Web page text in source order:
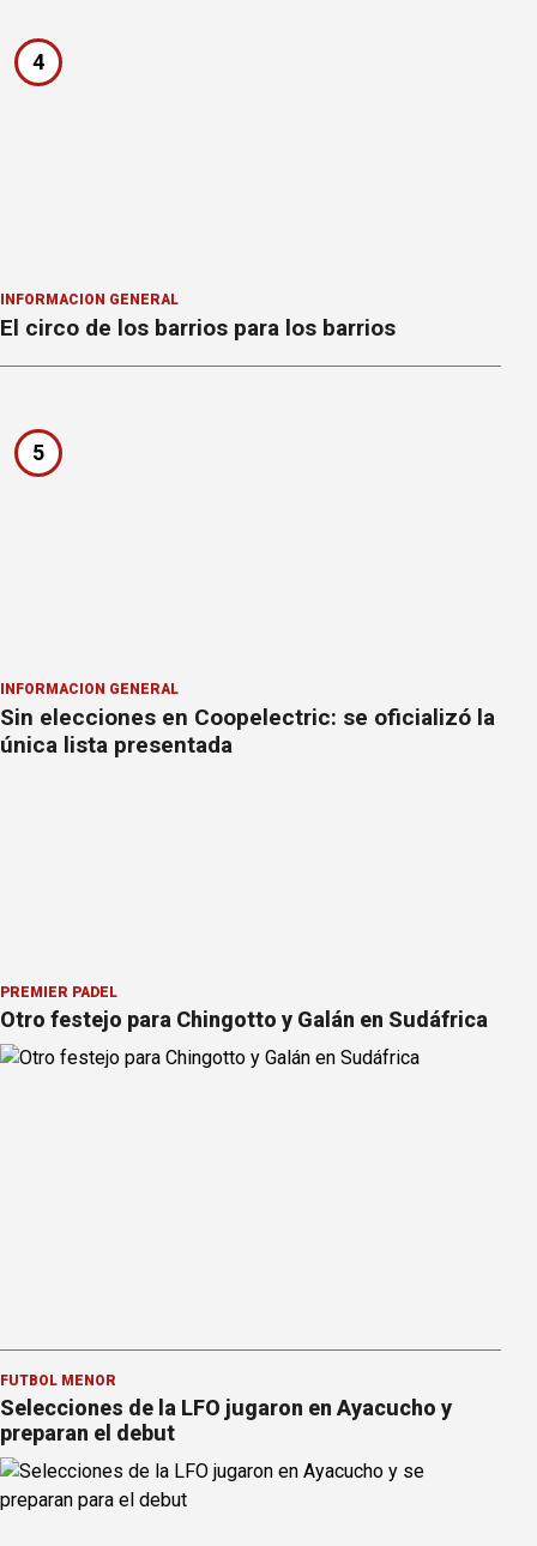
4
INFORMACION GENERAL
El circo de los barrios para los barrios
5
INFORMACION GENERAL
Sin elecciones en Coopelectric: se oficializó la
única lista presentada
PREMIER PÁDEL
Otro festejo para Chingotto y Galán en Sudáfrica
FÚTBOL MENOR
Selecciones de la LFO jugaron en Ayacucho y
preparan el debut